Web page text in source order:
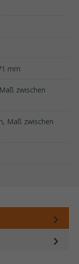
mm
zwischen
Maß zwischen